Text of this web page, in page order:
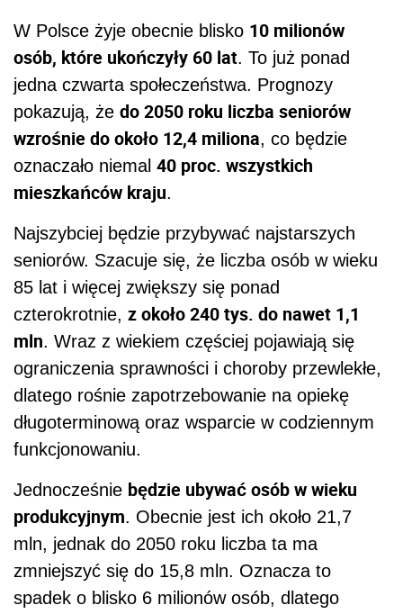
W Polsce żyje obecnie blisko 10 milionów
osób, które ukończyły 60 lat. To już ponad
jedna czwarta społeczeństwa. Prognozy
pokazują, że do 2050 roku liczba seniorów
wzrośnie do około 12,4 miliona, co będzie
oznaczało niemal 40 proc. wszystkich
mieszkańców kraju.
Najszybciej będzie przybywać najstarszych
seniorów. Szacuje się, że liczba osób w wieku
85 lat i więcej zwiększy się ponad
czterokrotnie, z około 240 tys. do nawet 1,1
mln. Wraz z wiekiem częściej pojawiają się
ograniczenia sprawności i choroby przewlekłe,
dlatego rośnie zapotrzebowanie na opiekę
długoterminową oraz wsparcie w codziennym
funkcjonowaniu.
Jednocześnie będzie ubywać osób w wieku
produkcyjnym. Obecnie jest ich około 21,7
mln, jednak do 2050 roku liczba ta ma
zmniejszyć się do 15,8 mln. Oznacza to
spadek o blisko 6 milionów osób, dlatego